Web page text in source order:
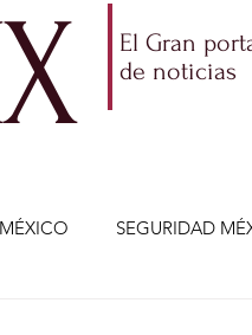
El Gran
de noticias
SEGURIDAD